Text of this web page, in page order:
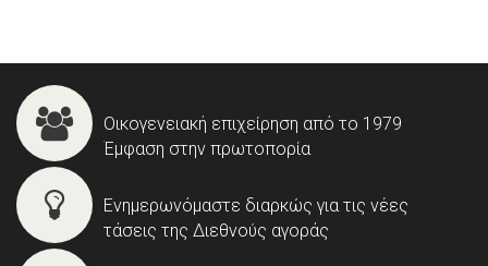
Οικογενειακή επιχείρηση από το 1979
Έμφαση στην πρωτοπορία
Ενημερωνόμαστε διαρκώς για τις νέες
τάσεις της Διεθνούς αγοράς